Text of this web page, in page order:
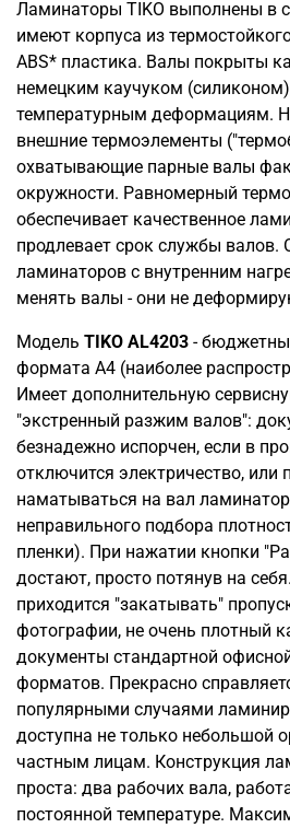
Ламинаторы TIKO выполнены в
имеют корпуса из
ABS* пластика. Валы покрыты
немецким каучуком
температурным деформациям.
внешние термоэлементы
охватывающие парные валы
окружности. Равномерный
обеспечивает качественное
продлевает срок службы валов.
ламинаторов с внутренним
менять валы - они не
Модель TIKO AL4203 -
формата А4 (наиболее
Имеет дополнительную
"экстренный разжим валов":
безнадежно испорчен, если в
отключится электричество, или
наматываться на вал
неправильного подбора
пленки). При нажатии кнопки
достают, просто потянув на
приходится "закатывать"
фотографии, не очень плотный
документы стандартной
форматов. Прекрасно
популярными случаями
доступна не только небольшой
частным лицам. Конструкция
проста: два рабочих вала,
постоянной температуре.